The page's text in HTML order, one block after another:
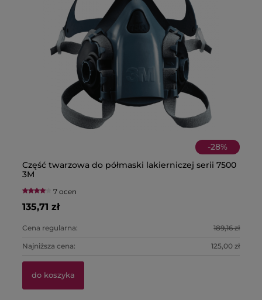
-28%
Część twarzowa do półmaski lakierniczej serii 7500
3M
7 ocen
135,71 zł
Cena regularna: 189,16 zł
Najniższa cena: 125,00 zł
do koszyka